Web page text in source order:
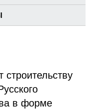
в форме